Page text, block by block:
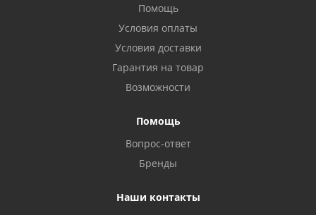
Помощь
Условия оплаты
Условия доставки
Гарантия на товар
Возможности
Помощь
Вопрос-ответ
Бренды
Наши контакты